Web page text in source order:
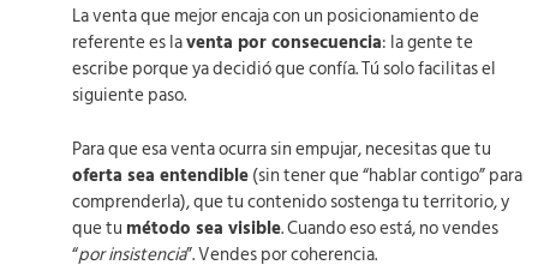
La venta que mejor encaja con un posicionamiento de
referente es laventa por consecuencia: la gente te
escribe porque ya decidió que confía. Tú solo facilitas el
siguiente paso.
Para que esa venta ocurra sin empujar, necesitas que tu
oferta sea entendible(sin tener que “hablar contigo” para
comprenderla), que tu contenido sostenga tu territorio, y
que tu método sea visible. Cuando eso está, no vendes
“por insistencia”. Vendes por coherencia.